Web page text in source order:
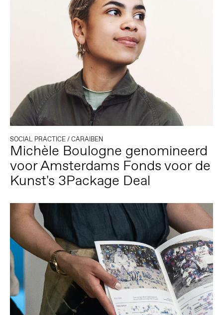
SOCIAL PRACTICE/CARAIBEN
Michèle Boulogne genomineerd
voor Amsterdams Fonds voor de
Kunst's 3Package Deal